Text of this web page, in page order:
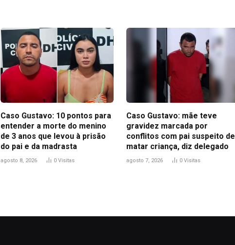
Caso Gustavo: 10 pontos para
entender a morte do menino
de 3 anos que levou à prisão
do pai e da madrasta
agosto 8, 2026 0 Visitas
Caso Gustavo: mãe teve
gravidez marcada por
conflitos com pai suspeito de
matar criança, diz delegado
agosto 7, 2026 0 Visitas